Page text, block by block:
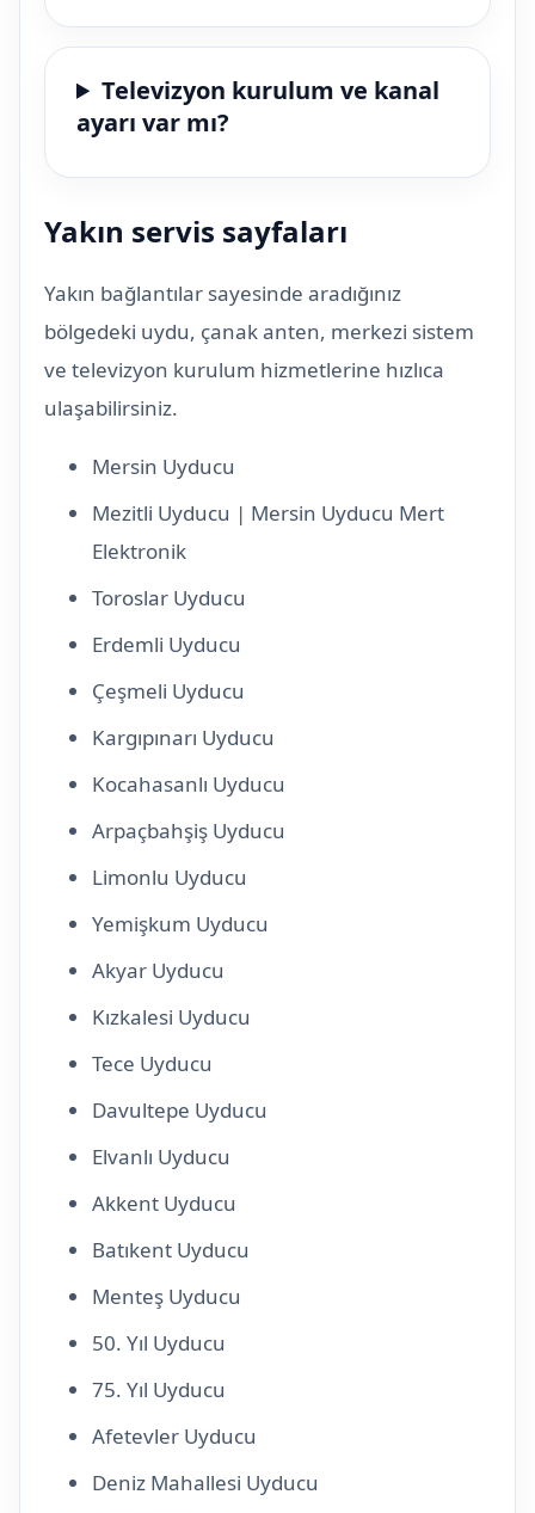
Televizyon kurulum ve kanal
ayarı var mı?
Yakın servis sayfaları
Yakın bağlantılar sayesinde aradığınız
bölgedeki uydu, çanak anten, merkezi sistem
ve televizyon kurulum hizmetlerine hızlıca
ulaşabilirsiniz.
Mersin Uyducu
Mezitli Uyducu | Mersin Uyducu Mert
Elektronik
Toroslar Uyducu
Erdemli Uyducu
Çeşmeli Uyducu
Kargıpınarı Uyducu
Kocahasanlı Uyducu
Arpaçbahşiş Uyducu
Limonlu Uyducu
Yemişkum Uyducu
Akyar Uyducu
Kızkalesi Uyducu
Tece Uyducu
Davultepe Uyducu
Elvanlı Uyducu
Akkent Uyducu
Batıkent Uyducu
Menteş Uyducu
50. Yıl Uyducu
75. Yıl Uyducu
Afetevler Uyducu
Deniz Mahallesi Uyducu